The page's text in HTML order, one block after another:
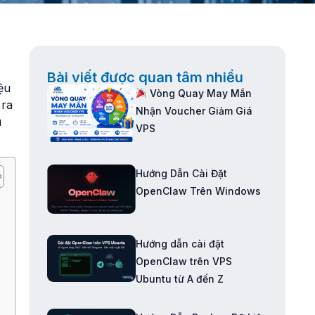
Bài viết được quan tâm nhiều
Vòng Quay May Mắn
Nhận Voucher Giảm Giá
VPS
Hướng Dẫn Cài Đặt
OpenClaw Trên Windows
Hướng dẫn cài đặt
OpenClaw trên VPS
Ubuntu từ A đến Z